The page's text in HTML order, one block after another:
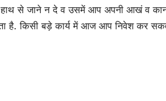
से जाने न दे व उसमें आप अपनी आखं व
है. किसी बड़े कार्य में आज आप निवेश कर